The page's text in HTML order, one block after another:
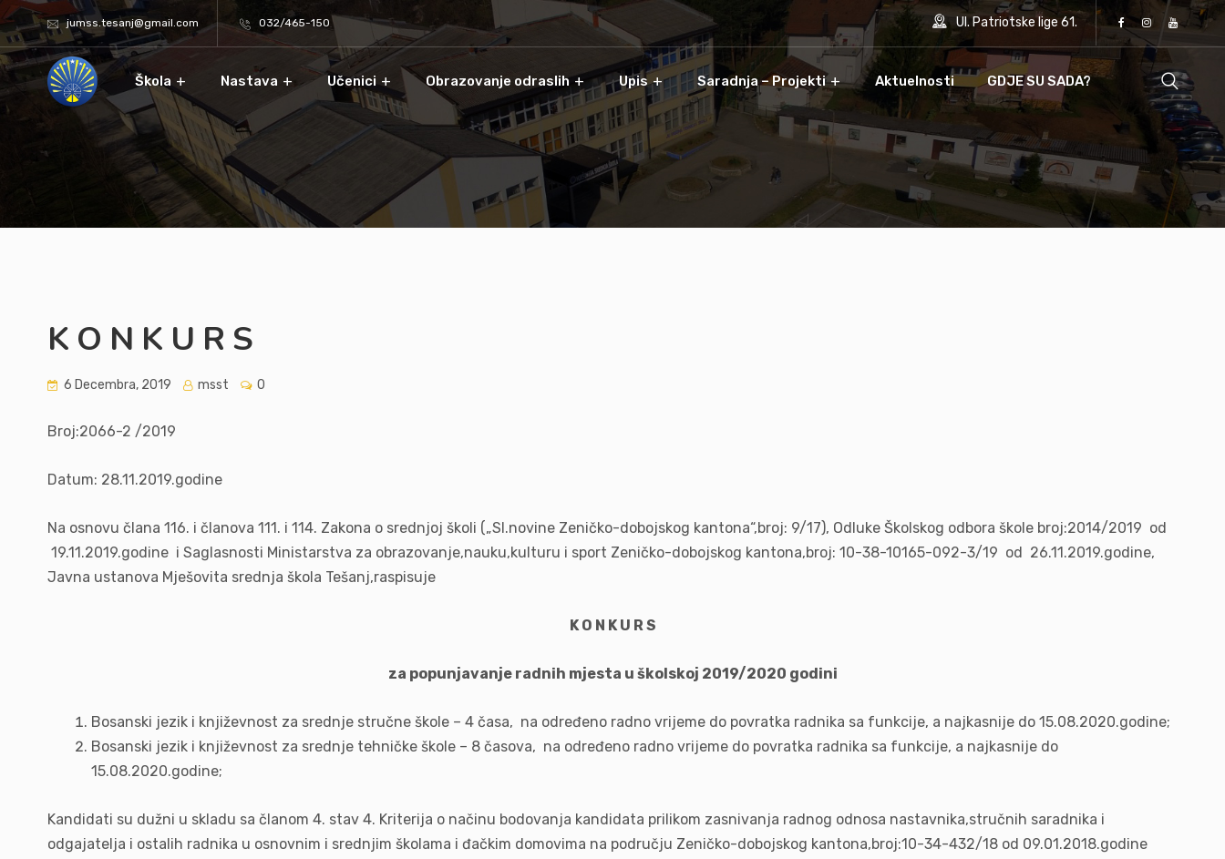
jumss.tesanj@gmail.com 032/465-150 Ul. Patriotske lige 61.
Škola Nastava Učenici Obrazovanje odraslih Upis Saradnja – Projekti Aktuelnosti GDJE SU SADA?
K O N K U R S
6 Decembra, 2019 msst 0
Broj:2066-2 /2019
Datum: 28.11.2019.godine
Na osnovu člana 116. i članova 111. i 114. Zakona o srednjoj školi („Sl.novine Zeničko-dobojskog kantona“,broj: 9/17), Odluke Školskog odbora škole broj:2014/2019 od
19.11.2019.godine i Saglasnosti Ministarstva za obrazovanje,nauku,kulturu i sport Zeničko-dobojskog kantona,broj: 10-38-10165-092-3/19 od 26.11.2019.godine,
Javna ustanova Mješovita srednja škola Tešanj,raspisuje
K O N K U R S
za popunjavanje radnih mjesta u školskoj 2019/2020 godini
Bosanski jezik i književnost za srednje stručne škole – 4 časa, na određeno radno vrijeme do povratka radnika sa funkcije, a najkasnije do 15.08.2020.godine;
Bosanski jezik i književnost za srednje tehničke škole – 8 časova, na određeno radno vrijeme do povratka radnika sa funkcije, a najkasnije do
15.08.2020.godine;
Kandidati su dužni u skladu sa članom 4. stav 4. Kriterija o načinu bodovanja kandidata prilikom zasnivanja radnog odnosa nastavnika,stručnih saradnika i
odgajatelja i ostalih radnika u osnovnim i srednjim školama i đačkim domovima na području Zeničko-dobojskog kantona,broj:10-34-432/18 od 09.01.2018.godine